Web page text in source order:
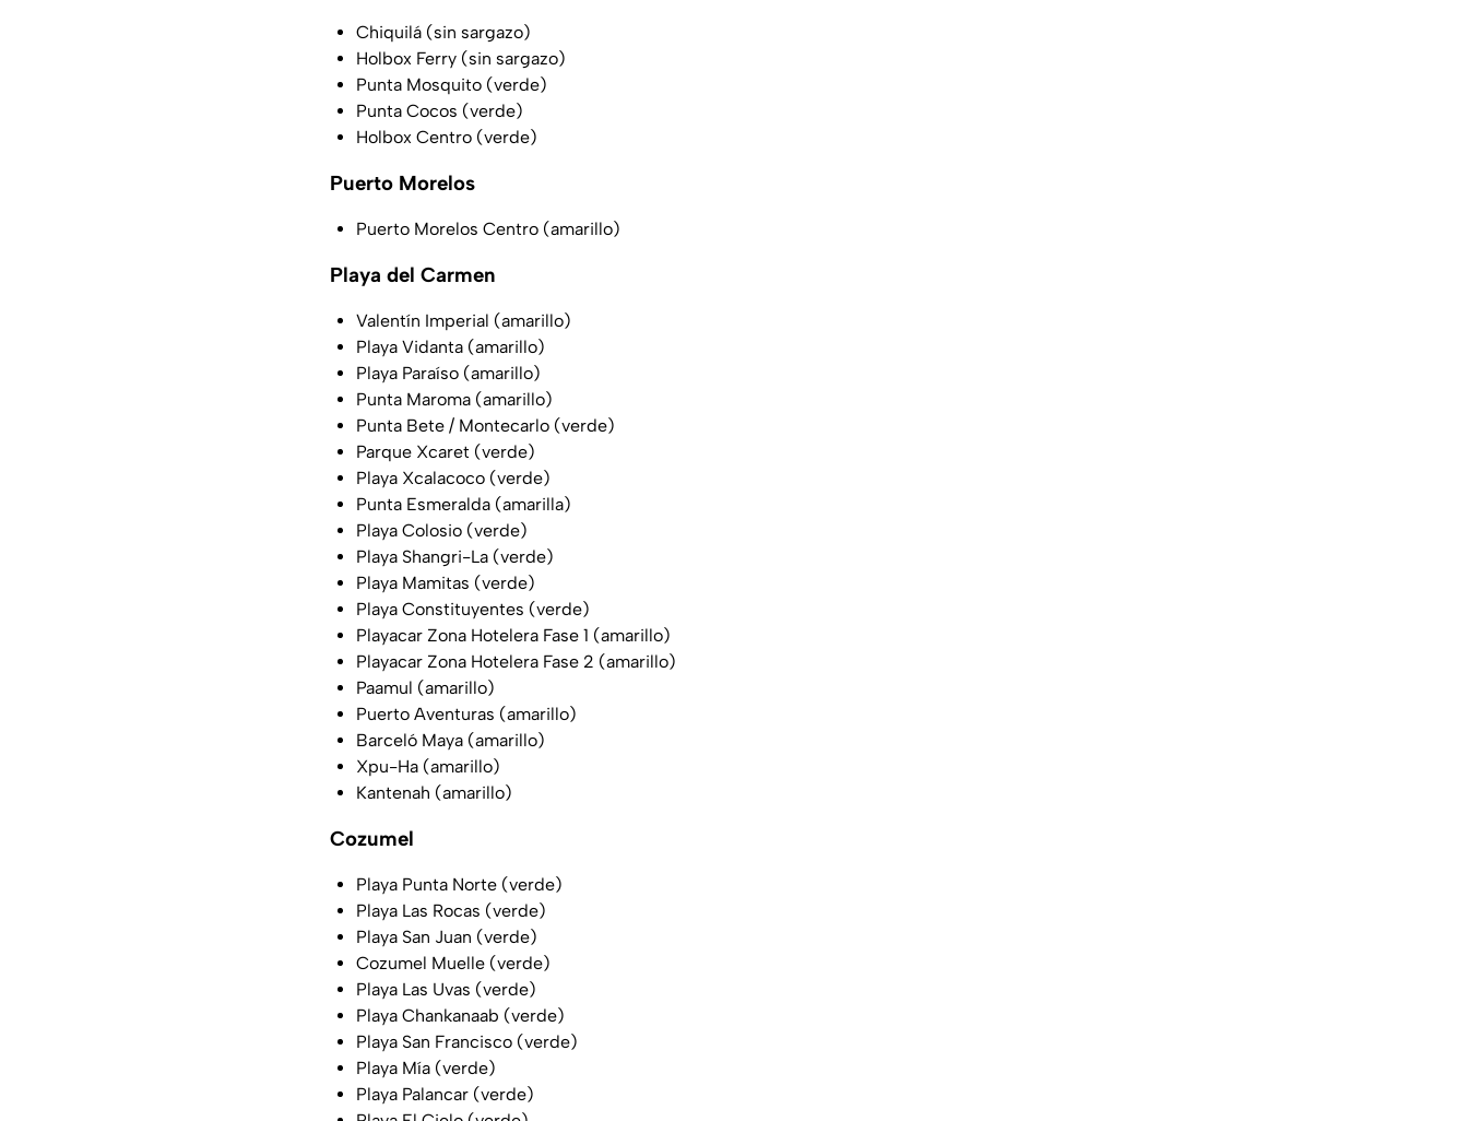
Chiquilá (sin sargazo)
Holbox Ferry (sin sargazo)
Punta Mosquito (verde)
Punta Cocos (verde)
Holbox Centro (verde)
Puerto Morelos
Puerto Morelos Centro (amarillo)
Playa del Carmen
Valentín Imperial (amarillo)
Playa Vidanta (amarillo)
Playa Paraíso (amarillo)
Punta Maroma (amarillo)
Punta Bete / Montecarlo (verde)
Parque Xcaret (verde)
Playa Xcalacoco (verde)
Punta Esmeralda (amarilla)
Playa Colosio (verde)
Playa Shangri-La (verde)
Playa Mamitas (verde)
Playa Constituyentes (verde)
Playacar Zona Hotelera Fase 1 (amarillo)
Playacar Zona Hotelera Fase 2 (amarillo)
Paamul (amarillo)
Puerto Aventuras (amarillo)
Barceló Maya (amarillo)
Xpu-Ha (amarillo)
Kantenah (amarillo)
Cozumel
Playa Punta Norte (verde)
Playa Las Rocas (verde)
Playa San Juan (verde)
Cozumel Muelle (verde)
Playa Las Uvas (verde)
Playa Chankanaab (verde)
Playa San Francisco (verde)
Playa Mía (verde)
Playa Palancar (verde)